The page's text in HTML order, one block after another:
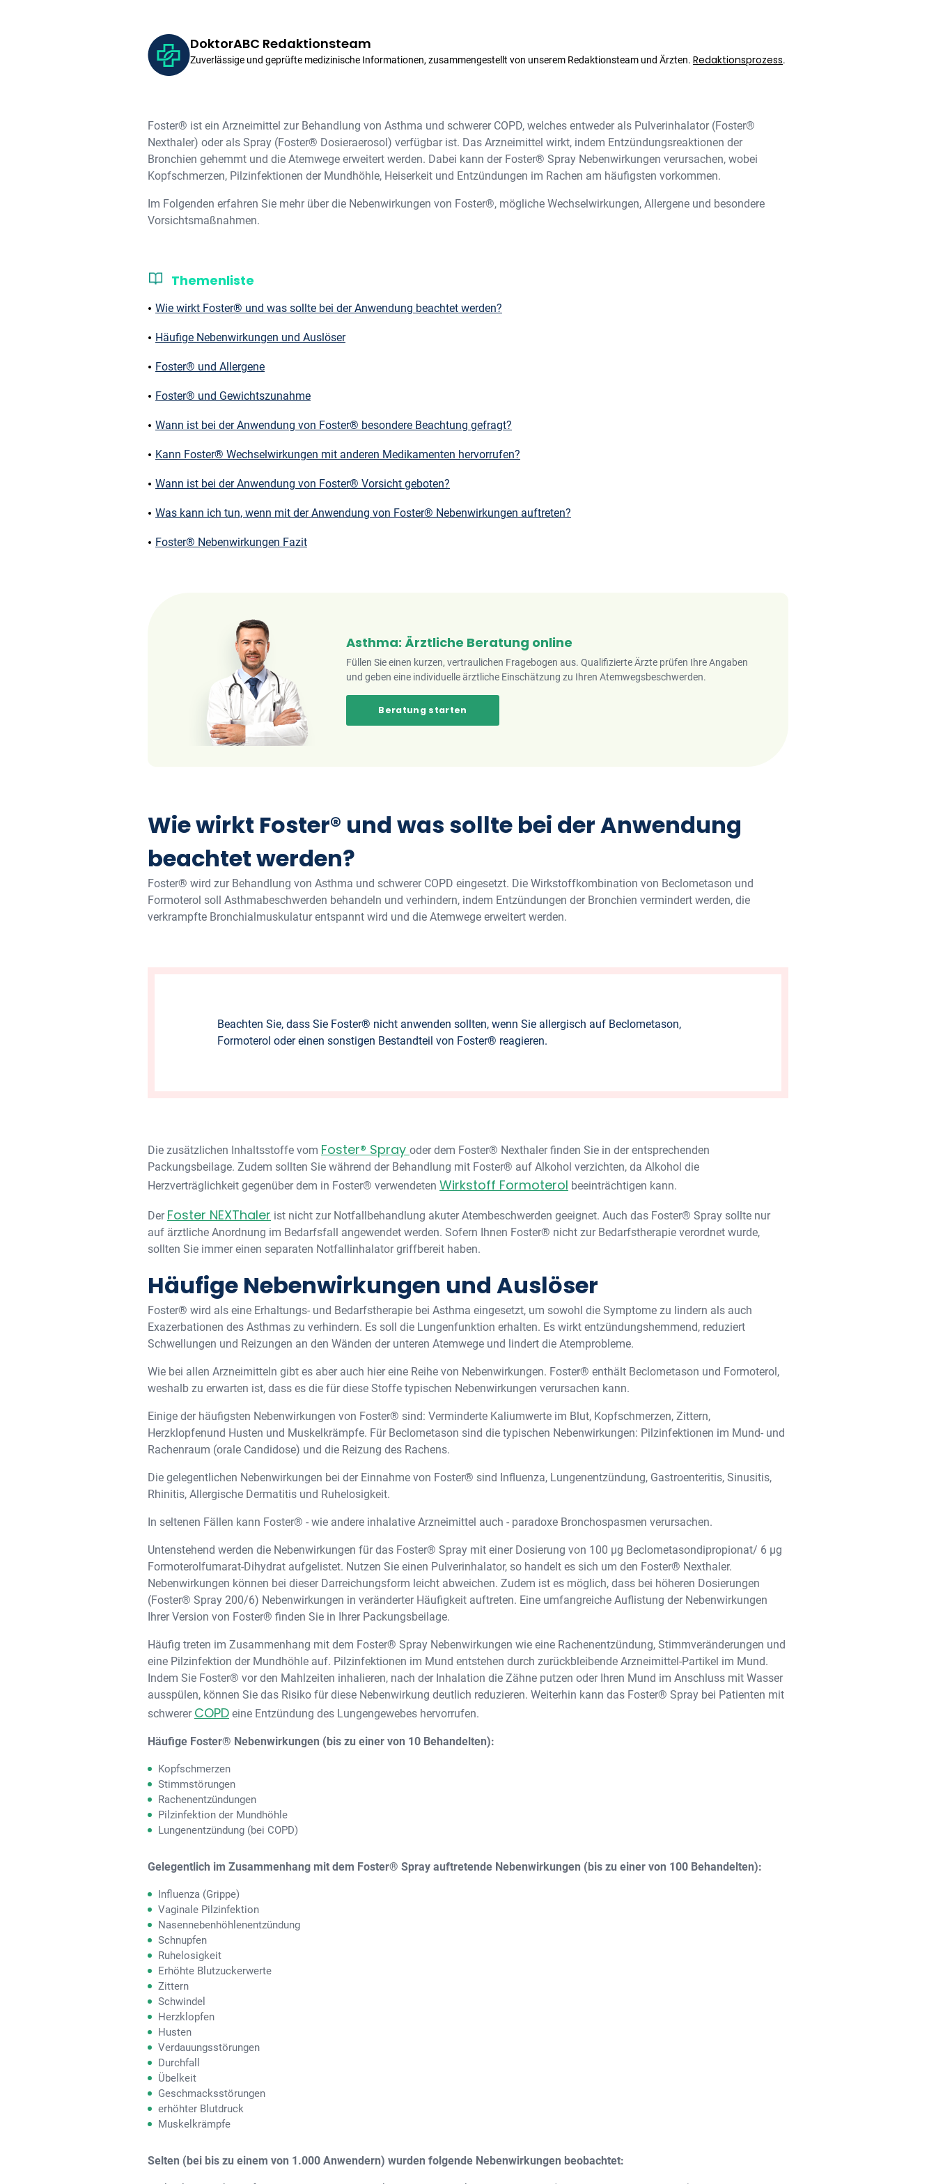
DoktorABC Redaktionsteam
Zuverlässige und geprüfte medizinische Informationen, zusammengestellt von unserem Redaktionsteam und Ärzten. Redaktionsprozess.
Foster® ist ein Arzneimittel zur Behandlung von Asthma und schwerer COPD, welches entweder als Pulverinhalator (Foster®
Nexthaler) oder als Spray (Foster® Dosieraerosol) verfügbar ist. Das Arzneimittel wirkt, indem Entzündungsreaktionen der
Bronchien gehemmt und die Atemwege erweitert werden. Dabei kann der Foster® Spray Nebenwirkungen verursachen, wobei
Kopfschmerzen, Pilzinfektionen der Mundhöhle, Heiserkeit und Entzündungen im Rachen am häufigsten vorkommen.
Im Folgenden erfahren Sie mehr über die Nebenwirkungen von Foster®, mögliche Wechselwirkungen, Allergene und besondere
Vorsichtsmaßnahmen.
Themenliste
Wie wirkt Foster® und was sollte bei der Anwendung beachtet werden?
Häufige Nebenwirkungen und Auslöser
Foster® und Allergene
Foster® und Gewichtszunahme
Wann ist bei der Anwendung von Foster® besondere Beachtung gefragt?
Kann Foster® Wechselwirkungen mit anderen Medikamenten hervorrufen?
Wann ist bei der Anwendung von Foster® Vorsicht geboten?
Was kann ich tun, wenn mit der Anwendung von Foster® Nebenwirkungen auftreten?
Foster® Nebenwirkungen Fazit
Asthma: Ärztliche Beratung online
Füllen Sie einen kurzen, vertraulichen Fragebogen aus. Qualifizierte Ärzte prüfen Ihre Angaben
und geben eine individuelle ärztliche Einschätzung zu Ihren Atemwegsbeschwerden.
Beratung starten
Wie wirkt Foster® und was sollte bei der Anwendung
beachtet werden?
Foster® wird zur Behandlung von Asthma und schwerer COPD eingesetzt. Die Wirkstoffkombination von Beclometason und
Formoterol soll Asthmabeschwerden behandeln und verhindern, indem Entzündungen der Bronchien vermindert werden, die
verkrampfte Bronchialmuskulatur entspannt wird und die Atemwege erweitert werden.
Beachten Sie, dass Sie Foster® nicht anwenden sollten, wenn Sie allergisch auf Beclometason,
Formoterol oder einen sonstigen Bestandteil von Foster® reagieren.
Die zusätzlichen Inhaltsstoffe vom Foster® Spray oder dem Foster® Nexthaler finden Sie in der entsprechenden
Packungsbeilage. Zudem sollten Sie während der Behandlung mit Foster® auf Alkohol verzichten, da Alkohol die
Herzverträglichkeit gegenüber dem in Foster® verwendeten Wirkstoff Formoterol beeinträchtigen kann.
Der Foster NEXThaler ist nicht zur Notfallbehandlung akuter Atembeschwerden geeignet. Auch das Foster® Spray sollte nur
auf ärztliche Anordnung im Bedarfsfall angewendet werden. Sofern Ihnen Foster® nicht zur Bedarfstherapie verordnet wurde,
sollten Sie immer einen separaten Notfallinhalator griffbereit haben.
Häufige Nebenwirkungen und Auslöser
Foster® wird als eine Erhaltungs- und Bedarfstherapie bei Asthma eingesetzt, um sowohl die Symptome zu lindern als auch
Exazerbationen des Asthmas zu verhindern. Es soll die Lungenfunktion erhalten. Es wirkt entzündungshemmend, reduziert
Schwellungen und Reizungen an den Wänden der unteren Atemwege und lindert die Atemprobleme.
Wie bei allen Arzneimitteln gibt es aber auch hier eine Reihe von Nebenwirkungen. Foster® enthält Beclometason und Formoterol,
weshalb zu erwarten ist, dass es die für diese Stoffe typischen Nebenwirkungen verursachen kann.
Einige der häufigsten Nebenwirkungen von Foster® sind: Verminderte Kaliumwerte im Blut, Kopfschmerzen, Zittern,
Herzklopfenund Husten und Muskelkrämpfe. Für Beclometason sind die typischen Nebenwirkungen: Pilzinfektionen im Mund- und
Rachenraum (orale Candidose) und die Reizung des Rachens.
Die gelegentlichen Nebenwirkungen bei der Einnahme von Foster® sind Influenza, Lungenentzündung, Gastroenteritis, Sinusitis,
Rhinitis, Allergische Dermatitis und Ruhelosigkeit.
In seltenen Fällen kann Foster® - wie andere inhalative Arzneimittel auch - paradoxe Bronchospasmen verursachen.
Untenstehend werden die Nebenwirkungen für das Foster® Spray mit einer Dosierung von 100 µg Beclometasondipropionat/ 6 µg
Formoterolfumarat-Dihydrat aufgelistet. Nutzen Sie einen Pulverinhalator, so handelt es sich um den Foster® Nexthaler.
Nebenwirkungen können bei dieser Darreichungsform leicht abweichen. Zudem ist es möglich, dass bei höheren Dosierungen
(Foster® Spray 200/6) Nebenwirkungen in veränderter Häufigkeit auftreten. Eine umfangreiche Auflistung der Nebenwirkungen
Ihrer Version von Foster® finden Sie in Ihrer Packungsbeilage.
Häufig treten im Zusammenhang mit dem Foster® Spray Nebenwirkungen wie eine Rachenentzündung, Stimmveränderungen und
eine Pilzinfektion der Mundhöhle auf. Pilzinfektionen im Mund entstehen durch zurückbleibende Arzneimittel-Partikel im Mund.
Indem Sie Foster® vor den Mahlzeiten inhalieren, nach der Inhalation die Zähne putzen oder Ihren Mund im Anschluss mit Wasser
ausspülen, können Sie das Risiko für diese Nebenwirkung deutlich reduzieren. Weiterhin kann das Foster® Spray bei Patienten mit
schwerer COPD eine Entzündung des Lungengewebes hervorrufen.
Häufige Foster® Nebenwirkungen (bis zu einer von 10 Behandelten):
Kopfschmerzen
Stimmstörungen
Rachenentzündungen
Pilzinfektion der Mundhöhle
Lungenentzündung (bei COPD)
Gelegentlich im Zusammenhang mit dem Foster® Spray auftretende Nebenwirkungen (bis zu einer von 100 Behandelten):
Influenza (Grippe)
Vaginale Pilzinfektion
Nasennebenhöhlenentzündung
Schnupfen
Ruhelosigkeit
Erhöhte Blutzuckerwerte
Zittern
Schwindel
Herzklopfen
Husten
Verdauungsstörungen
Durchfall
Übelkeit
Geschmacksstörungen
erhöhter Blutdruck
Muskelkrämpfe
Selten (bei bis zu einem von 1.000 Anwendern) wurden folgende Nebenwirkungen beobachtet: